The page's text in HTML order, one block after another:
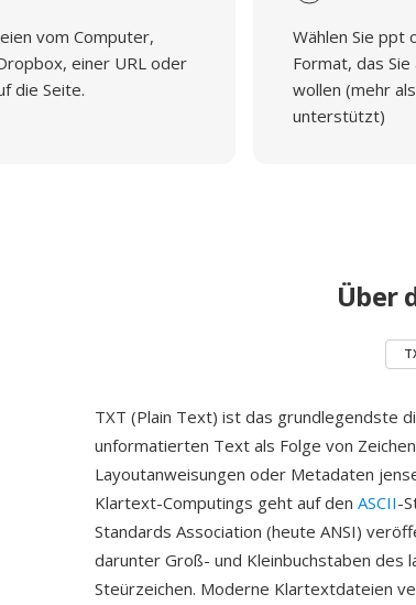
vom Computer,
einer URL oder
die Seite.
Wählen Sie ppt
Format, das
wollen (mehr
unterstützt)
Über
TXT (Plain Text) ist das grundlegendste
unformatierten Text als Folge von
Layoutanweisungen oder Metadaten
Klartext-Computings geht auf den ASCII-
Standards Association (heute ANSI)
darunter Groß- und Kleinbuchstaben des
Steürzeichen. Moderne Klartextdateien